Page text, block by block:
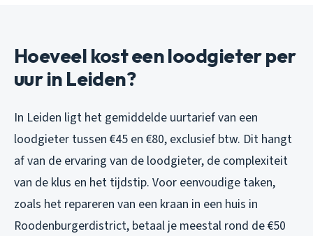
Hoeveel kost een loodgieter per
uur in Leiden?
In Leiden ligt het gemiddelde uurtarief van een
loodgieter tussen €45 en €80, exclusief btw. Dit hangt
af van de ervaring van de loodgieter, de complexiteit
van de klus en het tijdstip. Voor eenvoudige taken,
zoals het repareren van een kraan in een huis in
Roodenburgerdistrict, betaal je meestal rond de €50